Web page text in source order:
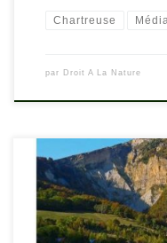
Chartreuse
par Droit A La Nature
Les hauts de Chartreuse
la rentrée ! Un